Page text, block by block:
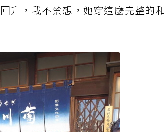
升，我不禁想，她穿這麼完整的